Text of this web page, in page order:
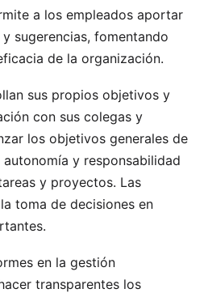
a los empleados aportar
sugerencias, fomentando
de la organización.
sus propios objetivos y
con sus colegas y
los objetivos generales de
y responsabilidad
y proyectos. Las
toma de decisiones en
en la gestión
transparentes los